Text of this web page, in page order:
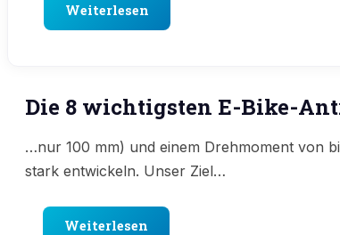
Weiterlesen
Die 8 wichtigsten E-Bike-
…nur 100 mm) und einem Drehmoment von
stark entwickeln. Unser Ziel…
Weiterlesen